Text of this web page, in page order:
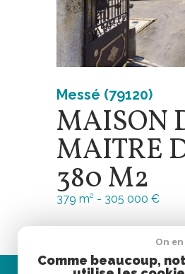
Messé (79120)
MAISON
MAITRE
380 M2
379 m² - 305 000 €
On
Comme beaucoup,